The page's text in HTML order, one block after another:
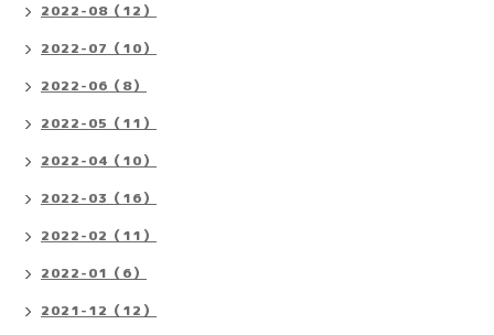
2022-08（12）
2022-07（10）
2022-06（8）
2022-05（11）
2022-04（10）
2022-03（16）
2022-02（11）
2022-01（6）
2021-12（12）